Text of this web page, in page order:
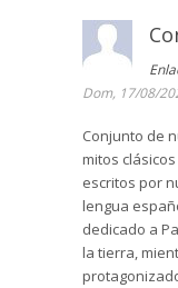
Dom, 17/08/
Conjunto de
mitos
escritos por
lengua
dedicado a
la tierra,